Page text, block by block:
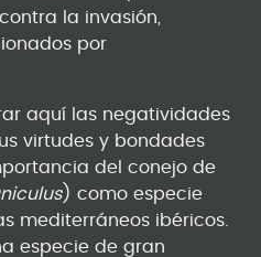
la invasión,
por
aquí las negatividades
virtudes y bondades
del conejo de
) como especie
mediterráneos ibéricos.
especie de gran